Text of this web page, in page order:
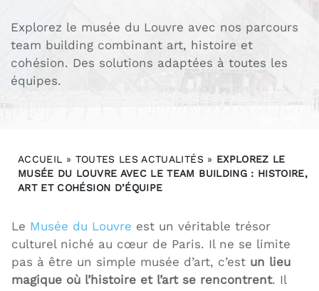
Explorez le musée du Louvre avec nos parcours
team building combinant art, histoire et
cohésion. Des solutions adaptées à toutes les
équipes.
ACCUEIL » TOUTES LES ACTUALITÉS» EXPLOREZ LE
MUSÉE DU LOUVRE AVEC LE TEAM BUILDING : HISTOIRE,
ART ET COHÉSION D’ÉQUIPE
Le Musée du Louvre est un véritable trésor
culturel niché au cœur de Paris. Il ne se limite
pas à être un simple musée d’art, c’est un lieu
magique où l’histoire et l’art se rencontrent. Il